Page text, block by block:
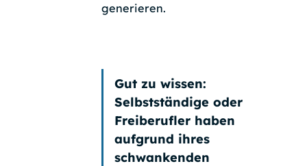
generieren.
Gut zu wissen:
Selbstständige oder
Freiberuflerhaben
aufgrund ihres
schwankenden